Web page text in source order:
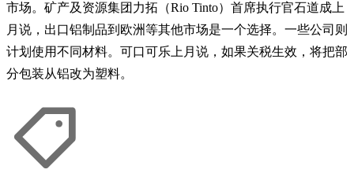
市场。矿产及资源集团力拓（Rio Tinto）首席执行官石道成上
月说，出口铝制品到欧洲等其他市场是一个选择。一些公司则
计划使用不同材料。可口可乐上月说，如果关税生效，将把部
分包装从铝改为塑料。